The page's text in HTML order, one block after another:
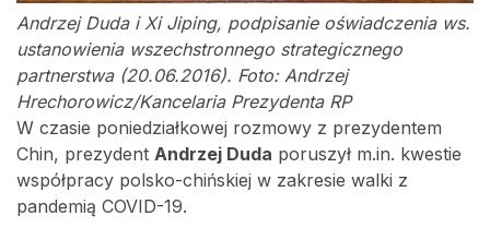
Andrzej Duda i Xi Jiping, podpisanie oświadczenia ws.
ustanowienia wszechstronnego strategicznego
partnerstwa (20.06.2016). Foto: Andrzej
Hrechorowicz/Kancelaria Prezydenta RP
W czasie poniedziałkowej rozmowy z prezydentem
Chin, prezydent Andrzej Duda poruszył m.in. kwestie
współpracy polsko-chińskiej w zakresie walki z
pandemią COVID-19.